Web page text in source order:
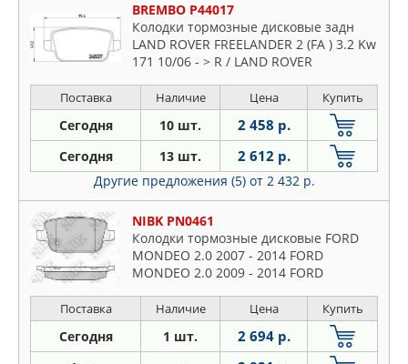
BREMBO P44017
Колодки тормозные дисковые задн
LAND ROVER FREELANDER 2 (FA ) 3.2 Kw
171 10/06 - > R / LAND ROVER
170 10/06 - > R
Поставка Наличие Цена Купить
Сегодня 10 шт. 2 458 р.
Сегодня 13 шт. 2 612 р.
Другие предложения (5) от 2 432 р.
NIBK PN0461
Колодки тормозные дисковые FORD
MONDEO 2.0 2007 - 2014 FORD
MONDEO 2.0 2009 - 2014 FORD
Поставка Наличие Цена Купить
Сегодня 1 шт. 2 694 р.